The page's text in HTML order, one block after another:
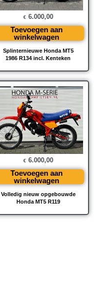
Splinternieuwe Honda MT5
1986 R134 incl. Kenteken
€ 6.000,00
Toevoegen aan
winkelwagen
Volledig nieuw opgebouwde
Honda MT5 R119
€ 6.000,00
Toevoegen aan
winkelwagen